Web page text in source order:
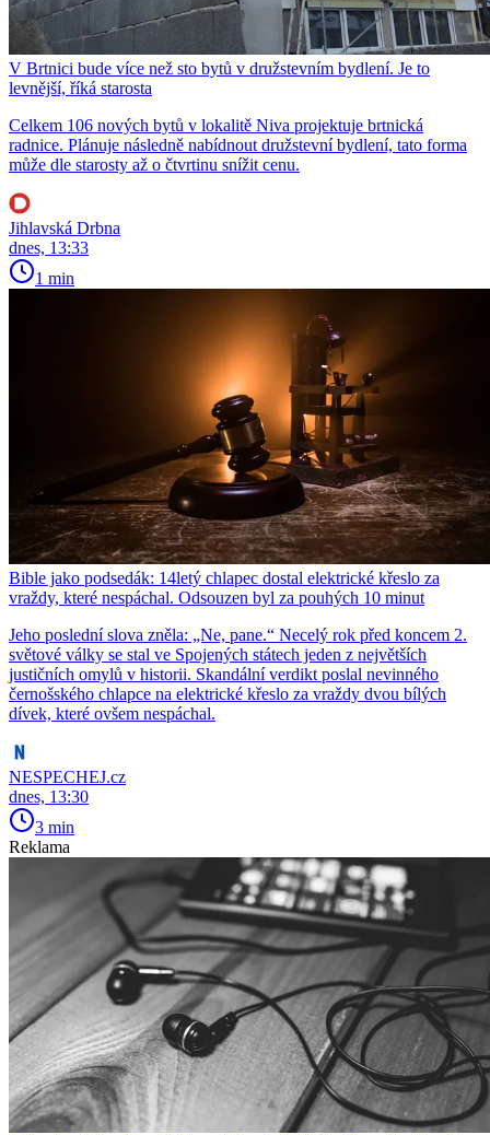
V Brtnici bude více než sto bytů v družstevním bydlení. Je to
levnější, říká starosta
Celkem 106 nových bytů v lokalitě Niva projektuje brtnická
radnice. Plánuje následně nabídnout družstevní bydlení, tato forma
může dle starosty až o čtvrtinu snížit cenu.
Jihlavská Drbna
dnes, 13:33
1 min
Bible jako podsedák: 14letý chlapec dostal elektrické křeslo za
vraždy, které nespáchal. Odsouzen byl za pouhých 10 minut
Jeho poslední slova zněla: „Ne, pane.“ Necelý rok před koncem 2.
světové války se stal ve Spojených státech jeden z největších
justičních omylů v historii. Skandální verdikt poslal nevinného
černošského chlapce na elektrické křeslo za vraždy dvou bílých
dívek, které ovšem nespáchal.
NESPECHEJ.cz
dnes, 13:30
3 min
Reklama